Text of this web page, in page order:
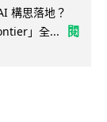
構思落地？
」全...
閱